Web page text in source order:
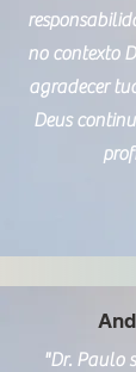
no contexto
agradecer
Deus
"Dr. Paulo